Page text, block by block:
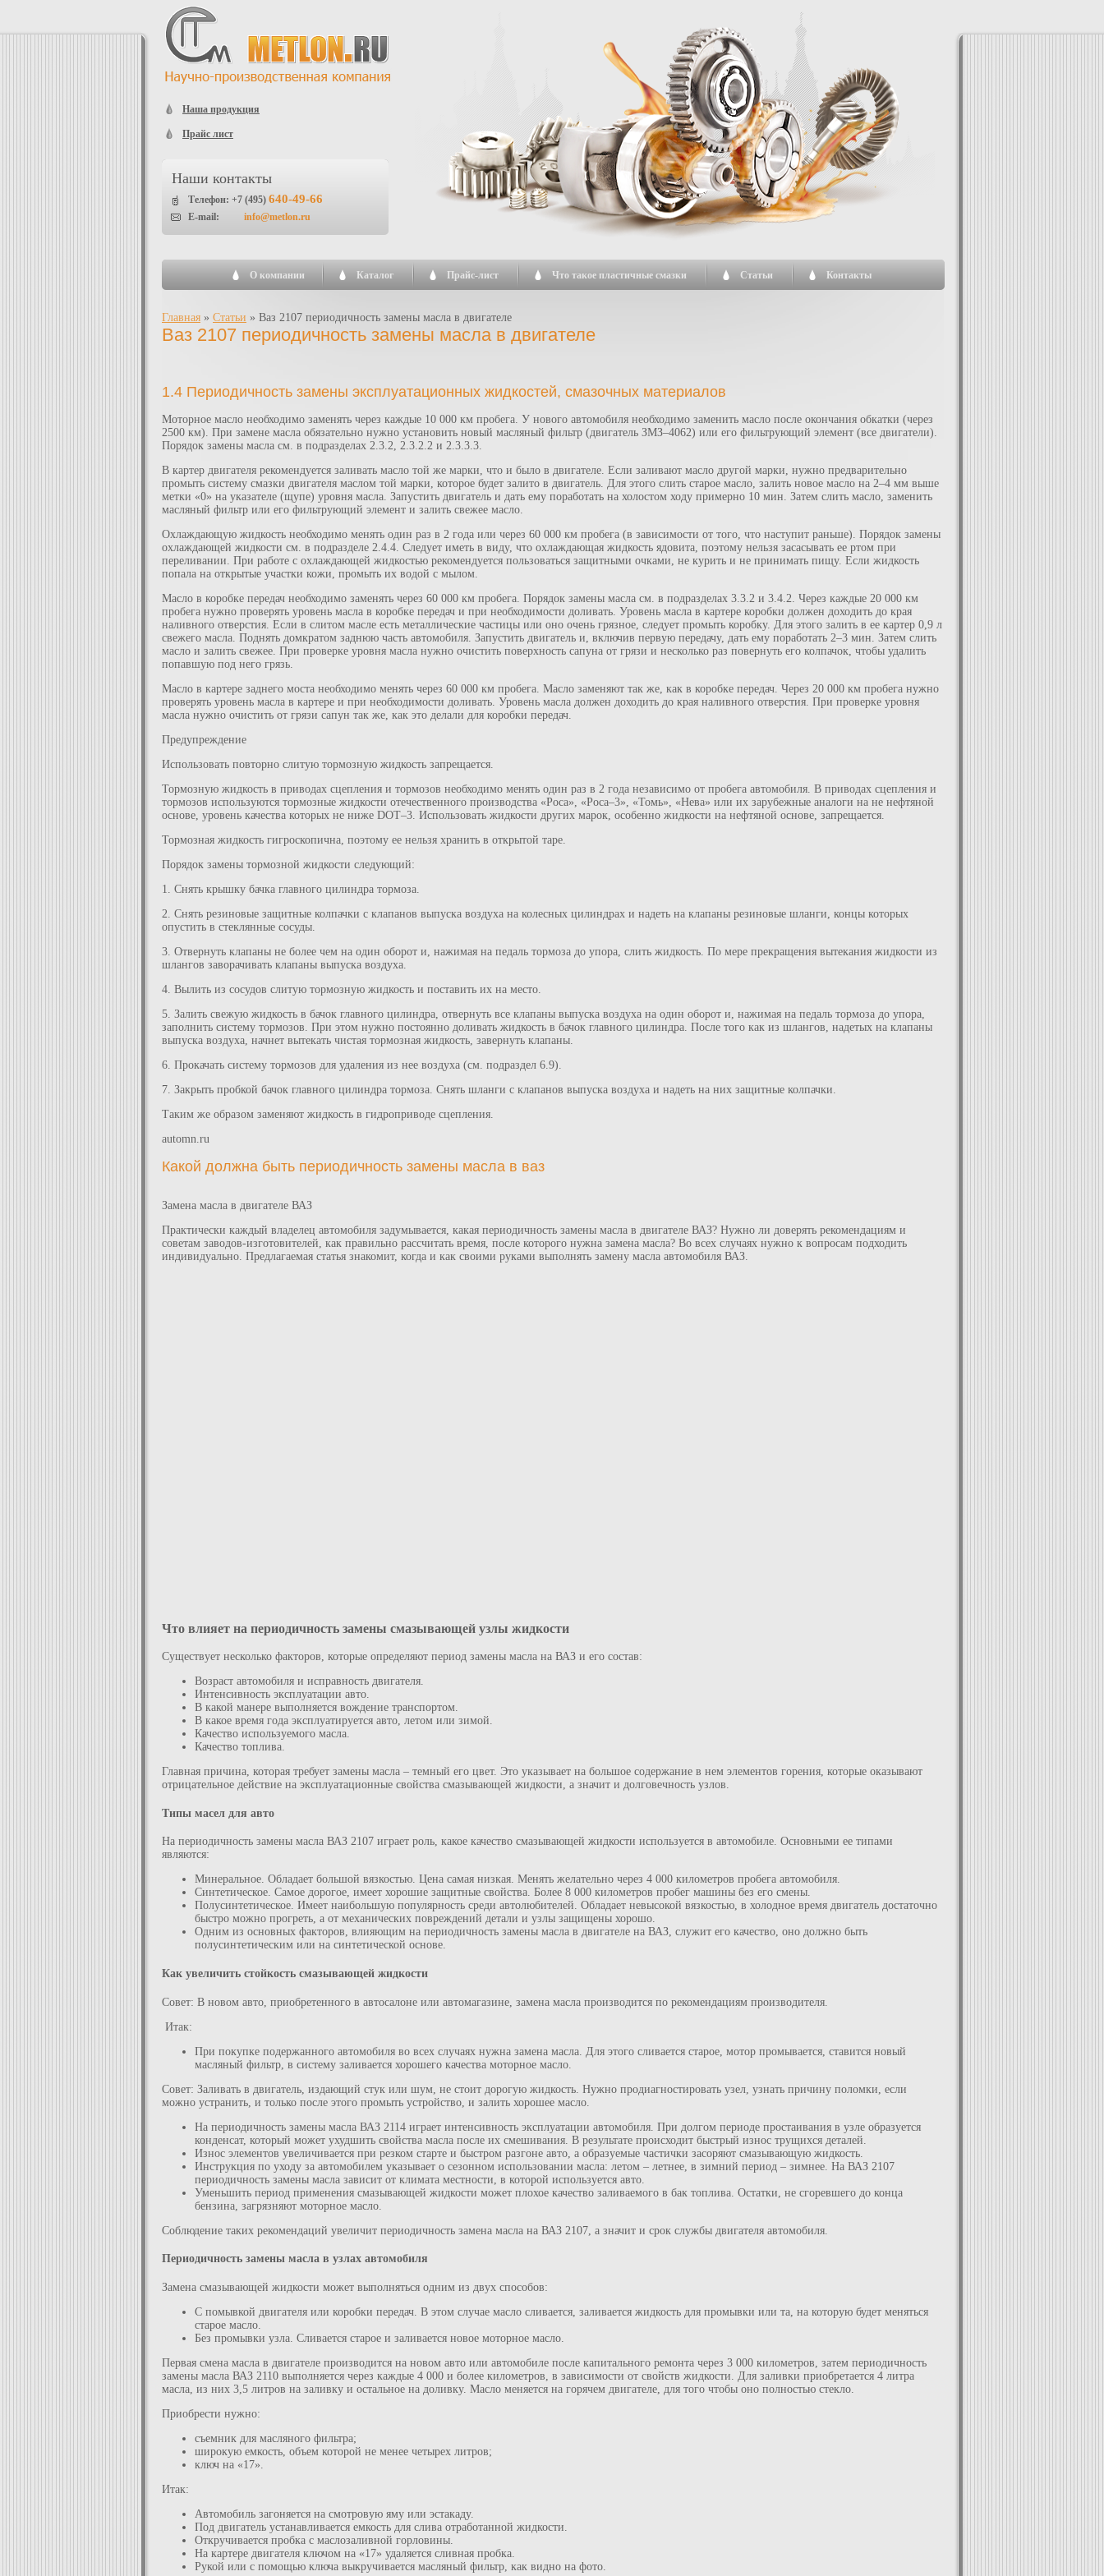
Наша продукция
Прайс лист
Наши контакты
Телефон: +7 (495) 640-49-66
E-mail: info@metlon.ru
О компании Каталог Прайс-лист Что такое пластичные смазки Статьи Контакты
Главная » Статьи » Ваз 2107 периодичность замены масла в двигателе
Ваз 2107 периодичность замены масла в двигателе
1.4 Периодичность замены эксплуатационных жидкостей, смазочных материалов
Моторное масло необходимо заменять через каждые 10 000 км пробега. У нового автомобиля необходимо заменить масло после окончания обкатки (через
2500 км). При замене масла обязательно нужно установить новый масляный фильтр (двигатель ЗМЗ–4062) или его фильтрующий элемент (все двигатели).
Порядок замены масла см. в подразделах 2.3.2, 2.3.2.2 и 2.3.3.3.
В картер двигателя рекомендуется заливать масло той же марки, что и было в двигателе. Если заливают масло другой марки, нужно предварительно
промыть систему смазки двигателя маслом той марки, которое будет залито в двигатель. Для этого слить старое масло, залить новое масло на 2–4 мм выше
метки «0» на указателе (щупе) уровня масла. Запустить двигатель и дать ему поработать на холостом ходу примерно 10 мин. Затем слить масло, заменить
масляный фильтр или его фильтрующий элемент и залить свежее масло.
Охлаждающую жидкость необходимо менять один раз в 2 года или через 60 000 км пробега (в зависимости от того, что наступит раньше). Порядок замены
охлаждающей жидкости см. в подразделе 2.4.4. Следует иметь в виду, что охлаждающая жидкость ядовита, поэтому нельзя засасывать ее ртом при
переливании. При работе с охлаждающей жидкостью рекомендуется пользоваться защитными очками, не курить и не принимать пищу. Если жидкость
попала на открытые участки кожи, промыть их водой с мылом.
Масло в коробке передач необходимо заменять через 60 000 км пробега. Порядок замены масла см. в подразделах 3.3.2 и 3.4.2. Через каждые 20 000 км
пробега нужно проверять уровень масла в коробке передач и при необходимости доливать. Уровень масла в картере коробки должен доходить до края
наливного отверстия. Если в слитом масле есть металлические частицы или оно очень грязное, следует промыть коробку. Для этого залить в ее картер 0,9 л
свежего масла. Поднять домкратом заднюю часть автомобиля. Запустить двигатель и, включив первую передачу, дать ему поработать 2–3 мин. Затем слить
масло и залить свежее. При проверке уровня масла нужно очистить поверхность сапуна от грязи и несколько раз повернуть его колпачок, чтобы удалить
попавшую под него грязь.
Масло в картере заднего моста необходимо менять через 60 000 км пробега. Масло заменяют так же, как в коробке передач. Через 20 000 км пробега нужно
проверять уровень масла в картере и при необходимости доливать. Уровень масла должен доходить до края наливного отверстия. При проверке уровня
масла нужно очистить от грязи сапун так же, как это делали для коробки передач.
Предупреждение
Использовать повторно слитую тормозную жидкость запрещается.
Тормозную жидкость в приводах сцепления и тормозов необходимо менять один раз в 2 года независимо от пробега автомобиля. В приводах сцепления и
тормозов используются тормозные жидкости отечественного производства «Роса», «Роса–3», «Томь», «Нева» или их зарубежные аналоги на не нефтяной
основе, уровень качества которых не ниже DOT–3. Использовать жидкости других марок, особенно жидкости на нефтяной основе, запрещается.
Тормозная жидкость гигроскопична, поэтому ее нельзя хранить в открытой таре.
Порядок замены тормозной жидкости следующий:
1. Снять крышку бачка главного цилиндра тормоза.
2. Снять резиновые защитные колпачки с клапанов выпуска воздуха на колесных цилиндрах и надеть на клапаны резиновые шланги, концы которых
опустить в стеклянные сосуды.
3. Отвернуть клапаны не более чем на один оборот и, нажимая на педаль тормоза до упора, слить жидкость. По мере прекращения вытекания жидкости из
шлангов заворачивать клапаны выпуска воздуха.
4. Вылить из сосудов слитую тормозную жидкость и поставить их на место.
5. Залить свежую жидкость в бачок главного цилиндра, отвернуть все клапаны выпуска воздуха на один оборот и, нажимая на педаль тормоза до упора,
заполнить систему тормозов. При этом нужно постоянно доливать жидкость в бачок главного цилиндра. После того как из шлангов, надетых на клапаны
выпуска воздуха, начнет вытекать чистая тормозная жидкость, завернуть клапаны.
6. Прокачать систему тормозов для удаления из нее воздуха (см. подраздел 6.9).
7. Закрыть пробкой бачок главного цилиндра тормоза. Снять шланги с клапанов выпуска воздуха и надеть на них защитные колпачки.
Таким же образом заменяют жидкость в гидроприводе сцепления.
automn.ru
Какой должна быть периодичность замены масла в ваз
Замена масла в двигателе ВАЗ
Практически каждый владелец автомобиля задумывается, какая периодичность замены масла в двигателе ВАЗ? Нужно ли доверять рекомендациям и
советам заводов-изготовителей, как правильно рассчитать время, после которого нужна замена масла? Во всех случаях нужно к вопросам подходить
индивидуально. Предлагаемая статья знакомит, когда и как своими руками выполнять замену масла автомобиля ВАЗ.
Что влияет на периодичность замены смазывающей узлы жидкости
Существует несколько факторов, которые определяют период замены масла на ВАЗ и его состав:
Возраст автомобиля и исправность двигателя.
Интенсивность эксплуатации авто.
В какой манере выполняется вождение транспортом.
В какое время года эксплуатируется авто, летом или зимой.
Качество используемого масла.
Качество топлива.
Главная причина, которая требует замены масла – темный его цвет. Это указывает на большое содержание в нем элементов горения, которые оказывают
отрицательное действие на эксплуатационные свойства смазывающей жидкости, а значит и долговечность узлов.
Типы масел для авто
На периодичность замены масла ВАЗ 2107 играет роль, какое качество смазывающей жидкости используется в автомобиле. Основными ее типами
являются:
Минеральное. Обладает большой вязкостью. Цена самая низкая. Менять желательно через 4 000 километров пробега автомобиля.
Синтетическое. Самое дорогое, имеет хорошие защитные свойства. Более 8 000 километров пробег машины без его смены.
Полусинтетическое. Имеет наибольшую популярность среди автолюбителей. Обладает невысокой вязкостью, в холодное время двигатель достаточно
быстро можно прогреть, а от механических повреждений детали и узлы защищены хорошо.
Одним из основных факторов, влияющим на периодичность замены масла в двигателе на ВАЗ, служит его качество, оно должно быть
полусинтетическим или на синтетической основе.
Как увеличить стойкость смазывающей жидкости
Совет: В новом авто, приобретенного в автосалоне или автомагазине, замена масла производится по рекомендациям производителя.
Итак:
При покупке подержанного автомобиля во всех случаях нужна замена масла. Для этого сливается старое, мотор промывается, ставится новый
масляный фильтр, в систему заливается хорошего качества моторное масло.
Совет: Заливать в двигатель, издающий стук или шум, не стоит дорогую жидкость. Нужно продиагностировать узел, узнать причину поломки, если
можно устранить, и только после этого промыть устройство, и залить хорошее масло.
На периодичность замены масла ВАЗ 2114 играет интенсивность эксплуатации автомобиля. При долгом периоде простаивания в узле образуется
конденсат, который может ухудшить свойства масла после их смешивания. В результате происходит быстрый износ трущихся деталей.
Износ элементов увеличивается при резком старте и быстром разгоне авто, а образуемые частички засоряют смазывающую жидкость.
Инструкция по уходу за автомобилем указывает о сезонном использовании масла: летом – летнее, в зимний период – зимнее. На ВАЗ 2107
периодичность замены масла зависит от климата местности, в которой используется авто.
Уменьшить период применения смазывающей жидкости может плохое качество заливаемого в бак топлива. Остатки, не сгоревшего до конца
бензина, загрязняют моторное масло.
Соблюдение таких рекомендаций увеличит периодичность замена масла на ВАЗ 2107, а значит и срок службы двигателя автомобиля.
Периодичность замены масла в узлах автомобиля
Замена смазывающей жидкости может выполняться одним из двух способов:
С помывкой двигателя или коробки передач. В этом случае масло сливается, заливается жидкость для промывки или та, на которую будет меняться
старое масло.
Без промывки узла. Сливается старое и заливается новое моторное масло.
Первая смена масла в двигателе производится на новом авто или автомобиле после капитального ремонта через 3 000 километров, затем периодичность
замены масла ВАЗ 2110 выполняется через каждые 4 000 и более километров, в зависимости от свойств жидкости. Для заливки приобретается 4 литра
масла, из них 3,5 литров на заливку и остальное на доливку. Масло меняется на горячем двигателе, для того чтобы оно полностью стекло.
Приобрести нужно:
съемник для масляного фильтра;
широкую емкость, объем которой не менее четырех литров;
ключ на «17».
Итак:
Автомобиль загоняется на смотровую яму или эстакаду.
Под двигатель устанавливается емкость для слива отработанной жидкости.
Откручивается пробка с маслозаливной горловины.
На картере двигателя ключом на «17» удаляется сливная пробка.
Рукой или с помощью ключа выкручивается масляный фильтр, как видно на фото.